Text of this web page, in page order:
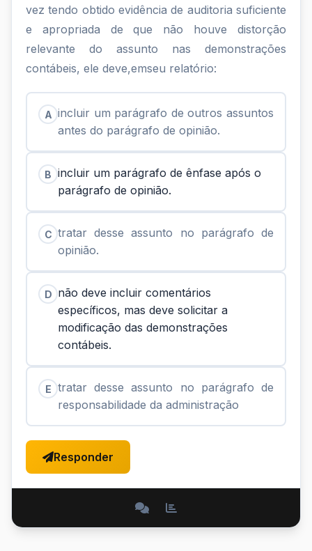
vez tendo obtido evidência de auditoria suficiente
e apropriada de que não houve distorção
relevante do assunto nas demonstrações
contábeis, ele deve,emseu relatório:
A incluir um parágrafo de outros assuntos
antes do parágrafo de opinião.
B incluir um parágrafo de ênfase após o
parágrafo de opinião.
C tratar desse assunto no parágrafo de
opinião.
D não deve incluir comentários
específicos, mas deve solicitar a
modificação das demonstrações
contábeis.
E tratar desse assunto no parágrafo de
responsabilidade da administração
Responder